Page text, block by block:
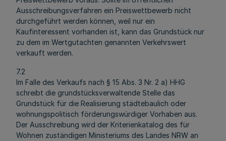
Ausschreibungsverfahren ein Preiswettbewerb nicht
durchgeführt werden können, weil nur ein
Kaufinteressent vorhanden ist, kann das Grundstück nur
zu dem im Wertgutachten genannten Verkehrswert
verkauft werden.
7.2
Im Falle des Verkaufs nach § 15 Abs. 3 Nr. 2 a) HHG
schreibt die grundstücksverwaltende Stelle das
Grundstück für die Realisierung städtebaulich oder
wohnungspolitisch förderungswürdiger Vorhaben aus.
Der Ausschreibung wird der Kriterienkatalog des für
Wohnen zuständigen Ministeriums des Landes NRW an